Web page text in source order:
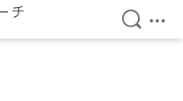
検索を
メ